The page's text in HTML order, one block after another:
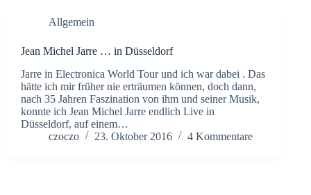
Allgemein
Jean Michel Jarre … in Düsseldorf
Jarre in Electronica World Tour und ich war dabei . Das
hätte ich mir früher nie erträumen können, doch dann,
nach 35 Jahren Faszination von ihm und seiner Musik,
konnte ich Jean Michel Jarre endlich Live in
Düsseldorf, auf einem…
czoczo
23. Oktober 2016 4 Kommentare